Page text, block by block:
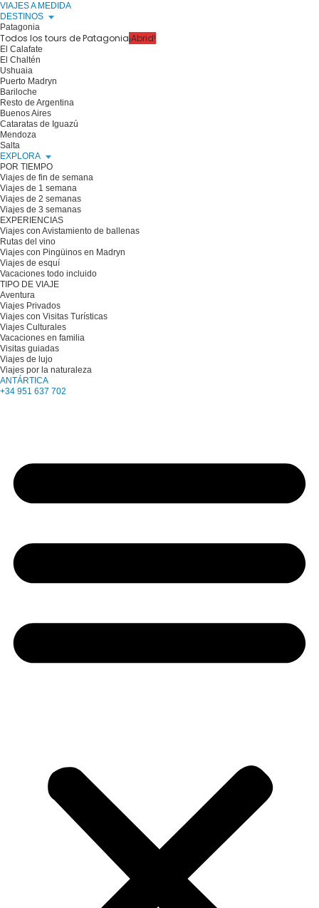
VIAJES A MEDIDA
DESTINOS
Patagonia
Todos los tours de Patagonia¡Abrid!
El Calafate
El Chaltén
Ushuaia
Puerto Madryn
Bariloche
Resto de Argentina
Buenos Aires
Cataratas de Iguazú
Mendoza
Salta
EXPLORA
POR TIEMPO
Viajes de fin de semana
Viajes de 1 semana
Viajes de 2 semanas
Viajes de 3 semanas
EXPERIENCIAS
Viajes con Avistamiento de ballenas
Rutas del vino
Viajes con Pingüinos en Madryn
Viajes de esquí
Vacaciones todo incluido
TIPO DE VIAJE
Aventura
Viajes Privados
Viajes con Visitas Turísticas
Viajes Culturales
Vacaciones en familia
Visitas guiadas
Viajes de lujo
Viajes por la naturaleza
ANTÁRTICA
+34 951 637 702